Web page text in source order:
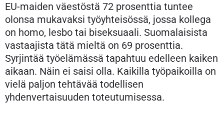
EU-maiden väestöstä 72 prosenttia tuntee
olonsa mukavaksi työyhteisössä, jossa kollega
on homo, lesbo tai biseksuaali. Suomalaisista
vastaajista tätä mieltä on 69 prosenttia.
Syrjintää työelämässä tapahtuu edelleen kaiken
aikaan. Näin ei saisi olla. Kaikilla työpaikoilla on
vielä paljon tehtävää todellisen
yhdenvertaisuuden toteutumisessa.